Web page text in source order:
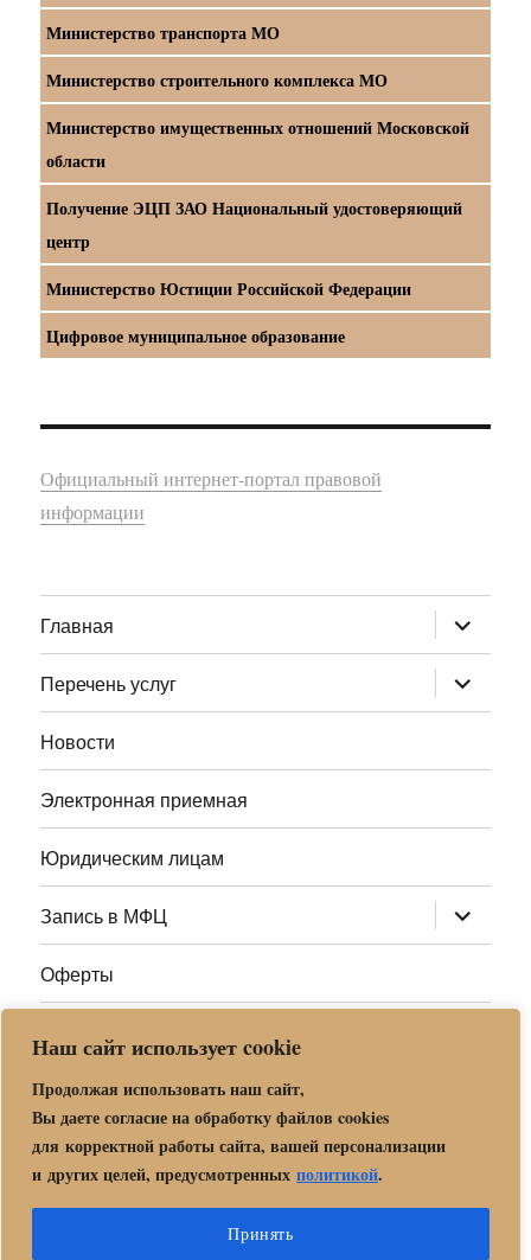
Наш сайт использует cookie
Продолжая использовать наш сайт,
Вы даете согласие на обработку файлов cookies
для корректной работы сайта, вашей персонализации
и других целей, предусмотренных политикой.
Принять
Министерство транспорта МО
Министерство строительного комплекса МО
Министерство имущественных отношений Московской
области
Получение ЭЦП ЗАО Национальный удостоверяющий
центр
Министерство Юстиции Российской Федерации
Цифровое муниципальное образование
Официальный интернет-портал правовой
информации
Главная раскрыть
дочернее
меню
Перечень услуг
раскрыть
дочернее
меню
Новости
Электронная приемная
Юридическим лицам
Запись в МФЦ раскрыть
дочернее
меню
Оферты
Адреса МФЦ МО
Центр государственных и муниципальных услуг «Мои
документы» в г. о. Орехово-Зуево
Политика обработки и защиты персональных данных в «МБУ
МФЦ Орехово-Зуевского городского округа Московской области»